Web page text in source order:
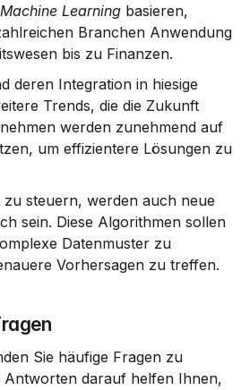
Machine Learning basieren,
Branchen Anwendung
bis zu Finanzen.
deren Integration in hiesige
Trends, die die Zukunft
werden zunehmend auf
um effizientere Lösungen zu
steuern, werden auch neue
sein. Diese Algorithmen sollen
Datenmuster zu
Vorhersagen zu treffen.
Sie häufige Fragen zu
Antworten darauf helfen Ihnen,